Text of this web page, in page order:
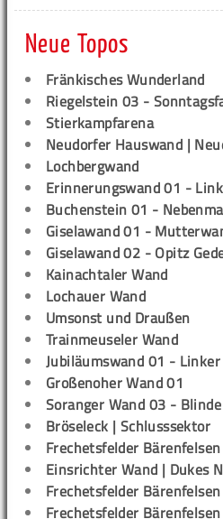
Neue Topos
Fränkisches Wunderland
Riegelstein 03 -
Stierkampfarena
Neudorfer Hauswand |
Lochbergwand
Erinnerungswand 01 -
Buchenstein 01 -
Giselawand 01 -
Giselawand 02 - Opitz
Kainachtaler Wand
Lochauer Wand
Umsonst und Draußen
Trainmeuseler Wand
Jubiläumswand 01 - Linker
Großenoher Wand 01
Soranger Wand 03 -
Bröseleck | Schlusssektor
Frechetsfelder
Einsrichter Wand | Dukes
Frechetsfelder
Frechetsfelder